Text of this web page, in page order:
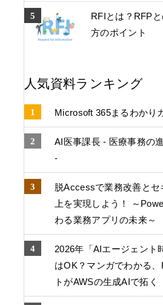
RFIとは？RFP
方のポイント
人気資料ランキング
Microsoft 365まるわかり
AI医事課長 - 医療事務の
-
脱Accessで業務改善とセ
上を実現しよう！ ～
わる業務アプリの未来～
2026年「AIエージェント
はOK？マンガでわかる
トがAWSの生成AIで拓く